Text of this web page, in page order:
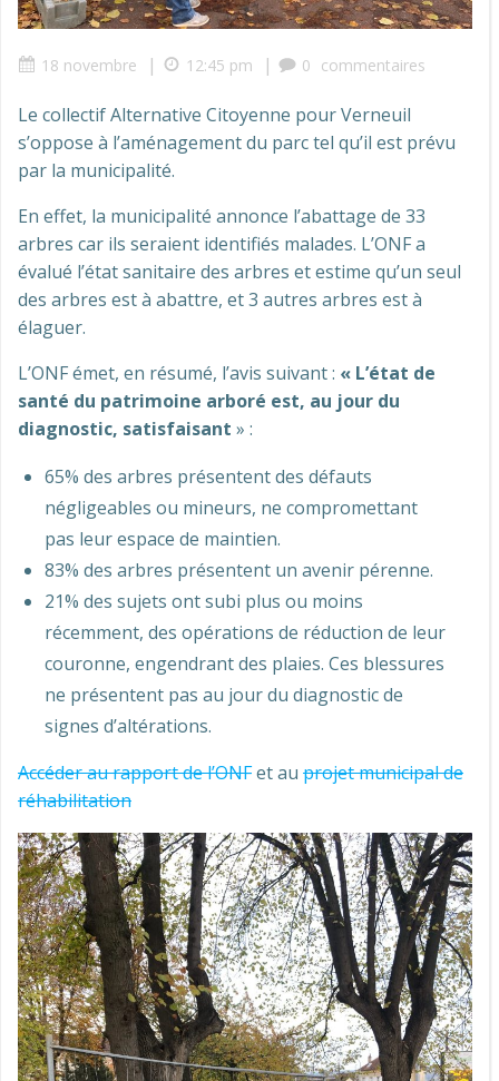
18 novembre | 12:45 pm | 0 commentaires
Le collectif Alternative Citoyenne pour Verneuil
s’oppose à l’aménagement du parc tel qu’il est prévu
par la municipalité.
En effet, la municipalité annonce l’abattage de 33
arbres car ils seraient identifiés malades. L’ONF a
évalué l’état sanitaire des arbres et estime qu’un seul
des arbres est à abattre, et 3 autres arbres est à
élaguer.
L’ONF émet, en résumé, l’avis suivant : « L’état de
santé du patrimoine arboré est, au jour du
diagnostic, satisfaisant » :
65% des arbres présentent des défauts
négligeables ou mineurs, ne compromettant
pas leur espace de maintien.
83% des arbres présentent un avenir pérenne.
21% des sujets ont subi plus ou moins
récemment, des opérations de réduction de leur
couronne, engendrant des plaies. Ces blessures
ne présentent pas au jour du diagnostic de
signes d’altérations.
Accéder au rapport de l’ONFet au projet municipal de
réhabilitation